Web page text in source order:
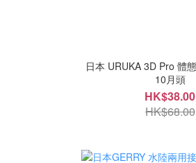
日本 URUKA 3D Pro 體態平衡美姿鞋墊
10月頭
HK$38.00
HK$68.00